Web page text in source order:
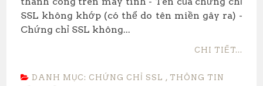
SSL không khớp (có thể do tên miền gây ra) -
Chứng chỉ SSL không...
CHI TIẾT...
DANH MỤC: CHỨNG CHỈ SSL , THÔNG TIN